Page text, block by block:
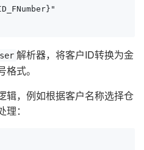
解析器，将客户ID转换为金
式。
辑，例如根据客户名称选择仓
：